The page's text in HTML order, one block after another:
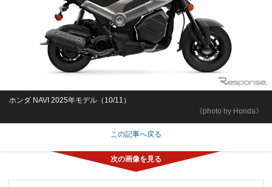
《photo by Honda》
ホンダ NAVI 2025年モデル（10/11）
この記事へ戻る